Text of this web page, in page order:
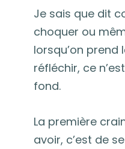
Je sais que dit
choquer ou
lorsqu’on prend
réfléchir, ce
fond.
La première
avoir, c’est de